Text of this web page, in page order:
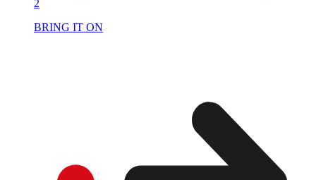
2
BRING IT ON